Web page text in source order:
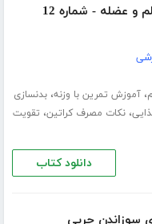
و عضله - شماره 12
،آموزش تمرین با وزنه،بدنسازی
،نکات مصرف کراتین، تقویت
دانلود کتاب